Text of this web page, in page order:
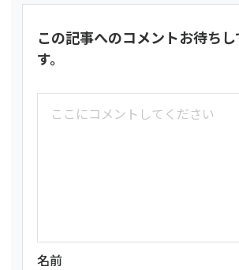
この記事へのコメントお待ちし
す。
名前